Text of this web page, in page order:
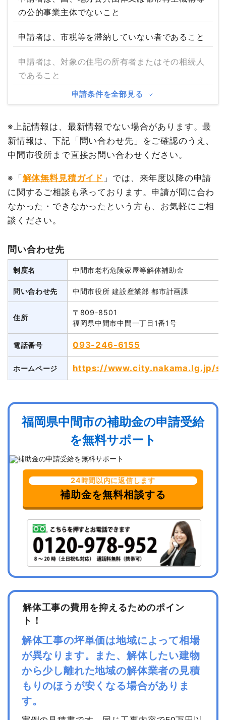
の公的事業主体でないこと
申請者は、市税等を滞納していない者であること
申請者は、対象の住宅の所有者またはその相続人
であること
申請条件を全部見る
※上記情報は、最新情報でない場合があります。最
新情報は、下記「問い合わせ先」をご確認のうえ、
中間市役所まで直接お問い合わせください。
※「解体無料見積ガイド 」では、来年度以降の申請
に関するご相談も承っております。申請が間に合わ
なかった・できなかったという方も、お気軽にご相
談ください。
問い合わせ先
制度名 中間市老朽危険家屋等解体補助金
問い合わせ先 中間市役所 建設産業部 都市計画課
住所
〒809-8501
福岡県中間市中間一丁目1番1号
電話番号 093-246-6155
ホームページ https://www.city.nakama.lg.jp/
福岡県中間市の補助金の申請受給
を無料サポート
24時間以内に返信します
補助金を無料相談する
解体工事の費用を抑えるためのポイン
ト！
解体工事の坪単価は地域によって相場
が異なります。また、解体したい建物
から少し離れた地域の解体業者の見積
もりのほうが安くなる場合がありま
す。